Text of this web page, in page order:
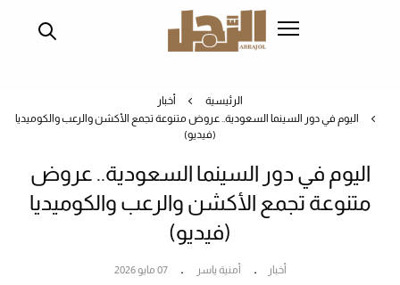
الرئيسية
أخبار
اليوم في دور السينما السعودية.. عروض متنوعة تجمع الأكشن والرعب والكوميديا
(فيديو)
اليوم في دور السينما السعودية.. عروض
متنوعة تجمع الأكشن والرعب والكوميديا
(فيديو)
أخبار أمنية ياسر 07 مايو 2026